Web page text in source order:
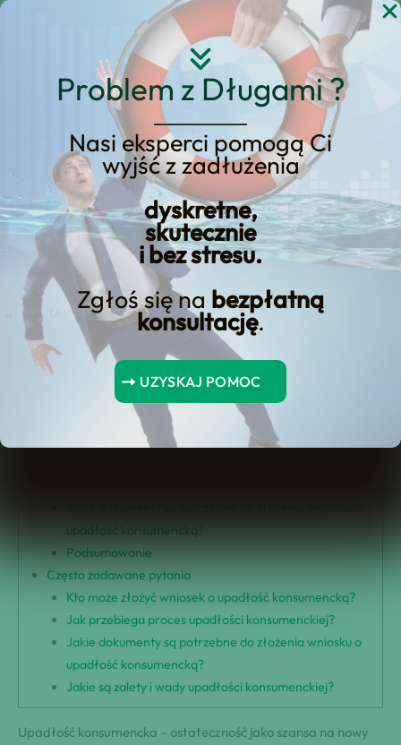
Problem z Długami ?
Nasi eksperci pomogą Ci
wyjść z zadłużenia
dyskretne,
skutecznie
i bez stresu.
Zgłoś się na bezpłatną
konsultację.
UZYSKAJ POMOC
Przejdź
upadłość konsumencka
ostateczność
Spis Treści
Upadłość konsumencka – ostateczność jako szansa na nowy
Kto może złożyć wniosek o upadłość konsumencką?
upadłość konsumencką?
Podsumowanie
Często zadawane pytania
Kto może złożyć wniosek o upadłość konsumencką?
Jak przebiega proces upadłości konsumenckiej?
Jakie dokumenty są potrzebne do złożenia wniosku o
upadłość konsumencką?
Jakie są zalety i wady upadłości konsumenckiej?
Upadłość konsumencka – ostateczność jako szansa na nowy